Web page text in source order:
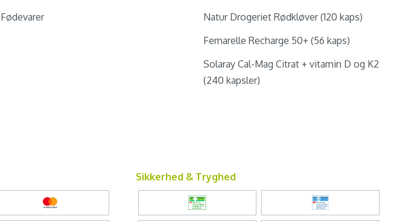
Fødevarer
Natur Drogeriet Rødkløver (120 kaps)
Femarelle Recharge 50+ (56 kaps)
Solaray Cal-Mag Citrat + vitamin D og K2
(240 kapsler)
Sikkerhed & Tryghed